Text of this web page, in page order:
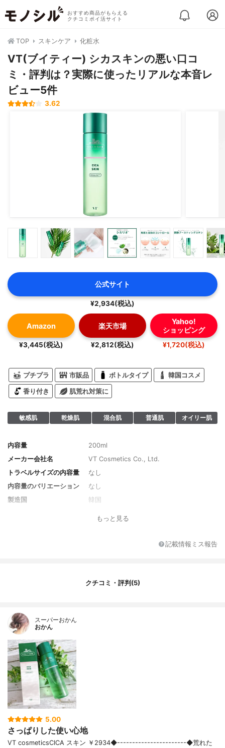
おすすめ商品がもらえる
クチコミポイ活サイト
TOP スキンケア 化粧水
VT(ブイティー) シカスキンの悪い口コ
ミ・評判は？実際に使ったリアルな本音レ
ビュー5件
3.62
公式サイト
¥2,934(税込)
Amazon
¥3,445(税込)
楽天市場
¥2,812(税込)
Yahoo!
ショッピング
¥1,720(税込)
プチプラ 市販品 ボトルタイプ 韓国コスメ
香り付き 肌荒れ対策に
敏感肌 乾燥肌 混合肌 普通肌 オイリー肌
内容量
200ml
メーカー会社名
VT Cosmetics Co., Ltd.
トラベルサイズの内容量
なし
内容量のバリエーション
なし
製造国
韓国
ルヘキシルグリセリン、トロメタミン、
もっと見る
記載情報ミス報告
クチコミ・評判(5)
スーパーおかん
おかん
5.00
さっぱりした使い心地
VT cosmeticsCICA スキン ￥2934◆-----------------------◆荒れた